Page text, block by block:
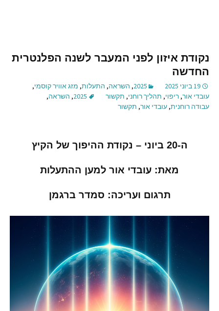
נקודת איזון לפני המעבר לשנה הפלנטרית
החדשה
19 ביוני 2025 2025
, השראה, התעלות, מזג אוויר קוסמי,
עובדי אור, ריפוי, תהליך רוחני, תקשור 2025
, השראה,
עבודה רוחנית, עובדי אור, תקשור
ה-20 ביוני – נקודת ההיפוך של הקיץ
מאת: עובדי אור למען ההתעלות
תרגום ועריכה: סמדר ברגמן